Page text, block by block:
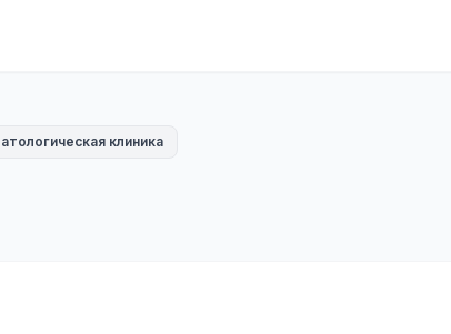
клиника